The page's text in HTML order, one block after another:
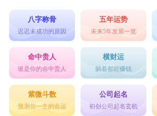
八字称骨
迟迟未成功的原因
五年运势
未来5年发展一览
命中贵人
谁是你的命中贵人
横财运
躺着都能赚钱
紫微斗数
预测你一生的命运
公司起名
初创公司起名玄机